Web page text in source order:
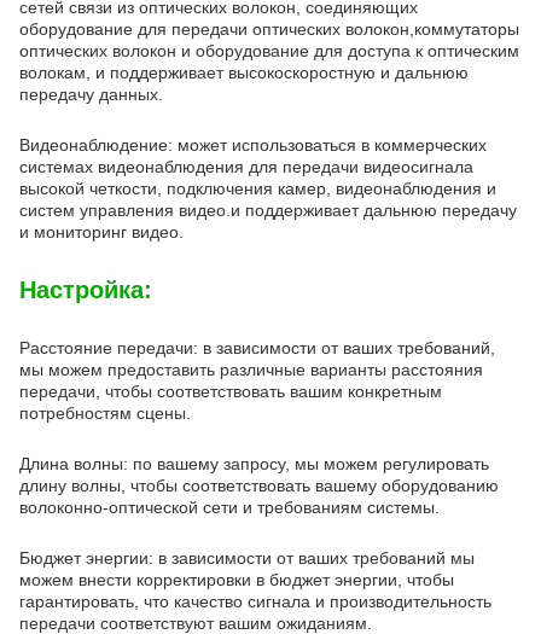
сетей связи из оптических волокон, соединяющих
оборудование для передачи оптических волокон,коммутаторы
оптических волокон и оборудование для доступа к оптическим
волокам, и поддерживает высокоскоростную и дальнюю
передачу данных.
Видеонаблюдение: может использоваться в коммерческих
системах видеонаблюдения для передачи видеосигнала
высокой четкости, подключения камер, видеонаблюдения и
систем управления видео.и поддерживает дальнюю передачу
и мониторинг видео.
Настройка:
Расстояние передачи: в зависимости от ваших требований,
мы можем предоставить различные варианты расстояния
передачи, чтобы соответствовать вашим конкретным
потребностям сцены.
Длина волны: по вашему запросу, мы можем регулировать
длину волны, чтобы соответствовать вашему оборудованию
волоконно-оптической сети и требованиям системы.
Бюджет энергии: в зависимости от ваших требований мы
можем внести корректировки в бюджет энергии, чтобы
гарантировать, что качество сигнала и производительность
передачи соответствуют вашим ожиданиям.